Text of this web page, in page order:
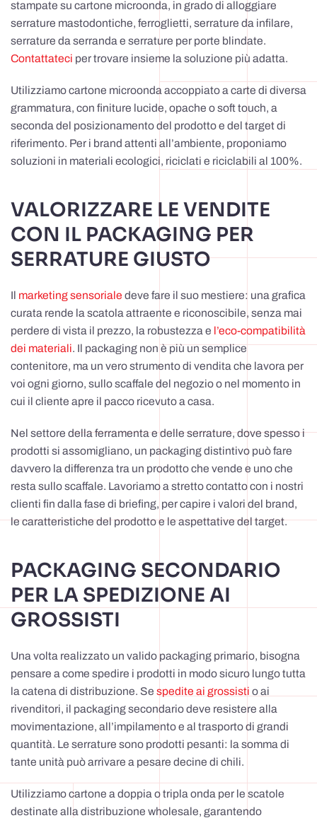
stampate su cartone microonda, in grado di alloggiare
serrature mastodontiche, ferroglietti, serrature da infilare,
serrature da serranda e serrature per porte blindate.
Contattateci per trovare insieme la soluzione più adatta.
Utilizziamo cartone microonda accoppiato a carte di diversa
grammatura, con finiture lucide, opache o soft touch, a
seconda del posizionamento del prodotto e del target di
riferimento. Per i brand attenti all’ambiente, proponiamo
soluzioni in materiali ecologici, riciclati e riciclabili al 100%.
VALORIZZARE LE VENDITE
CON IL PACKAGING PER
SERRATURE GIUSTO
Il marketing sensoriale deve fare il suo mestiere: una grafica
curata rende la scatola attraente e riconoscibile, senza mai
perdere di vista il prezzo, la robustezza e l’eco-compatibilità
dei materiali. Il packaging non è più un semplice
contenitore, ma un vero strumento di vendita che lavora per
voi ogni giorno, sullo scaffale del negozio o nel momento in
cui il cliente apre il pacco ricevuto a casa.
Nel settore della ferramenta e delle serrature, dove spesso i
prodotti si assomigliano, un packaging distintivo può fare
davvero la differenza tra un prodotto che vende e uno che
resta sullo scaffale. Lavoriamo a stretto contatto con i nostri
clienti fin dalla fase di briefing, per capire i valori del brand,
le caratteristiche del prodotto e le aspettative del target.
PACKAGING SECONDARIO
PER LA SPEDIZIONE AI
GROSSISTI
Una volta realizzato un valido packaging primario, bisogna
pensare a come spedire i prodotti in modo sicuro lungo tutta
la catena di distribuzione. Se spedite ai grossisti o ai
rivenditori, il packaging secondario deve resistere alla
movimentazione, all’impilamento e al trasporto di grandi
quantità. Le serrature sono prodotti pesanti: la somma di
tante unità può arrivare a pesare decine di chili.
Utilizziamo cartone a doppia o tripla onda per le scatole
destinate alla distribuzione wholesale, garantendo